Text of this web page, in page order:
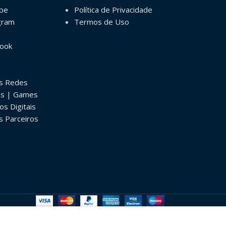
Redes
| Games
Digitais
Parceiros
Política de Privacidade
Termos de Uso